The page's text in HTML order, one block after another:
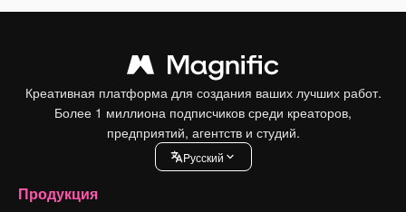
Креативная платформа для создания ваших лучших работ.
Более 1 миллиона подписчиков среди креаторов,
предприятий, агентств и студий.
Pусский
Продукция